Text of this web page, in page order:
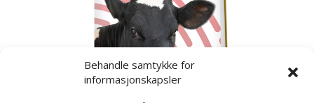
Behandle samtykke for
informasjonskapsler